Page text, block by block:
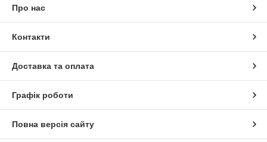
Про нас
Контакти
Доставка та оплата
Графік роботи
Повна версія сайту